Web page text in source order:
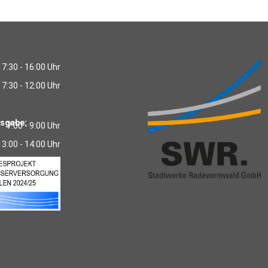
7:30 - 16:00 Uhr
7:30 - 12:00 Uhr
7:00 - 9:00 Uhr
- 14:00 Uhr